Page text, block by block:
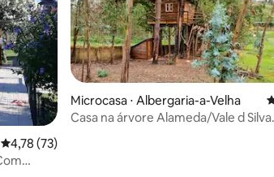
4,78 de uma avaliação média de 5, 73 avaliações
4,78 (73)
Microcasa ⋅ Albergaria-a-Velha
Casa na árvore Alameda/Vale d Silva